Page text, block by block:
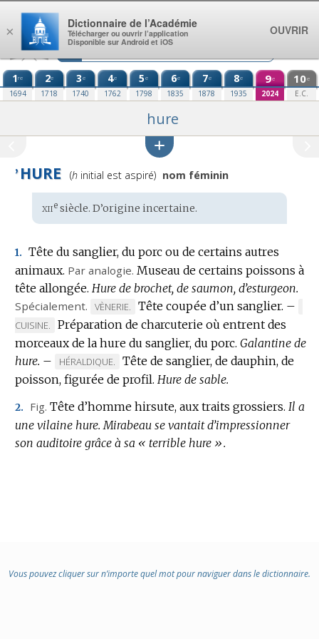
Aller au contenu
1re
1694
2e
1718
3e
1740
4e
1762
5e
1798
6e
1835
7e
1878
8e
1935
9e
2024
10e
E.C.
hure
’ HURE
Prononciation
(hinitial est aspiré) nom féminin
Étymologie
:
xiiesiècle. D’origine incertaine.
1. Tête du sanglier, du porc ou de certains autres
animaux. Par analogie. Museau de certains poissons à
tête allongée. Hure de brochet, de saumon, d’esturgeon.
Spécialement.
MARQUE
DE
DOMAINE
:
VÈNERIE. Tête coupée d’un sanglier. –
CUISINE.
Préparation de charcuterie où entrent des
morceaux de la hure du sanglier, du porc. Galantine de
hure. –
MARQUE
DE
:
HÉRALDIQUE.
Tête de sanglier, de dauphin, de
poisson, figurée de profil. Hure de sable.
2. Fig. Tête d’homme hirsute, aux traits grossiers. Il a
une vilaine hure. Mirabeau se vantait d’impressionner
son auditoire grâce à sa « terrible hure ».
Vous pouvez cliquer sur n’importe quel mot pour naviguer dans le dictionnaire.
×
Dictionnaire de l’Académie
Télécharger ou ouvrir l’application
Disponible sur Android et iOS
OUVRIR